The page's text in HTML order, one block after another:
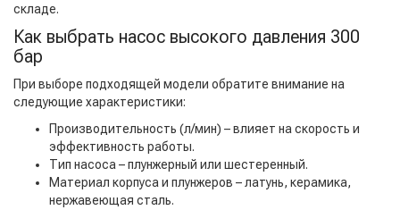
складе.
Как выбрать насос высокого давления 300
бар
При выборе подходящей модели обратите внимание на
следующие характеристики:
Производительность (л/мин) – влияет на скорость и
эффективность работы.
Тип насоса – плунжерный или шестеренный.
Материал корпуса и плунжеров – латунь, керамика,
нержавеющая сталь.